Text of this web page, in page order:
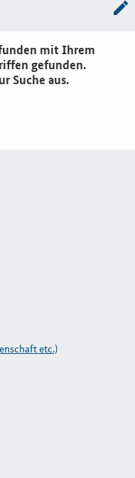
mit Ihrem
gefunden.
Suche aus.
etc.)